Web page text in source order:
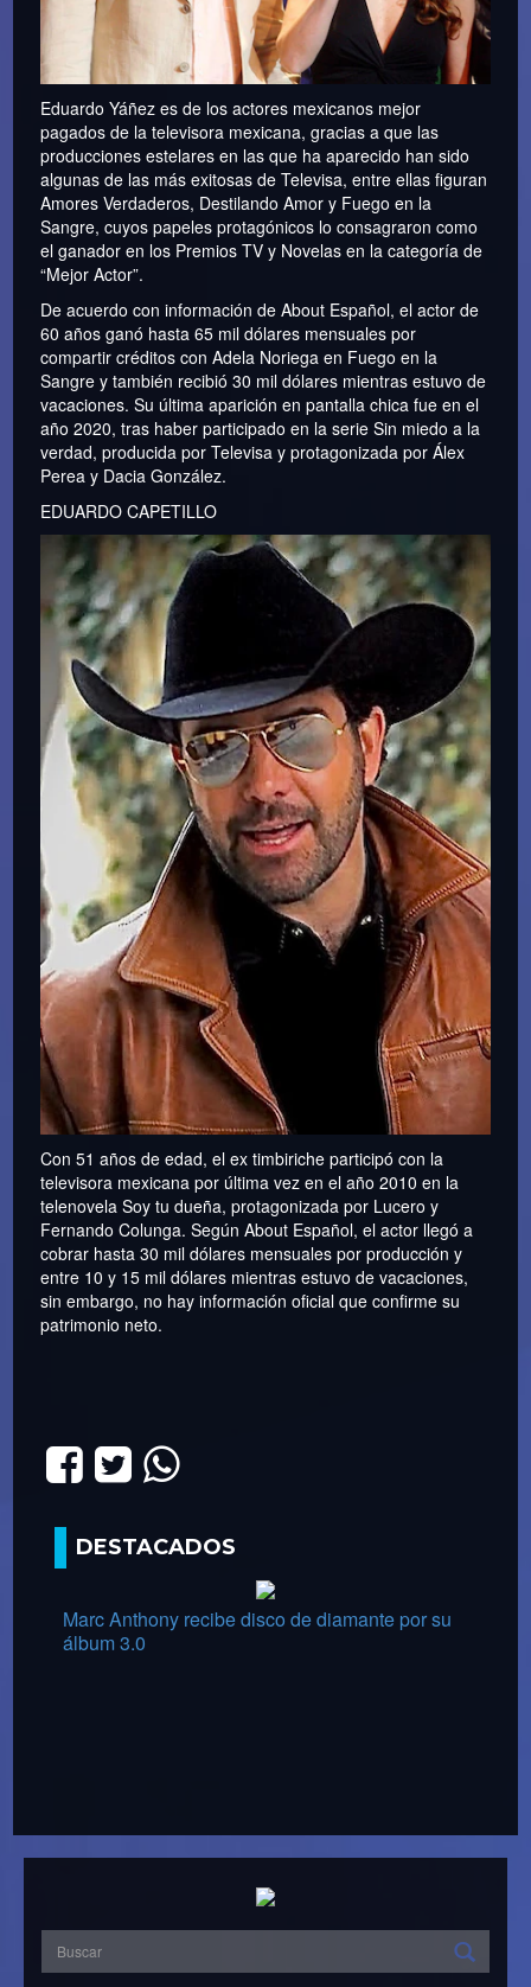
Eduardo Yáñez es de los actores mexicanos mejor
pagados de la televisora mexicana, gracias a que las
producciones estelares en las que ha aparecido han sido
algunas de las más exitosas de Televisa, entre ellas figuran
Amores Verdaderos, Destilando Amor y Fuego en la
Sangre, cuyos papeles protagónicos lo consagraron como
el ganador en los Premios TV y Novelas en la categoría de
“Mejor Actor”.
De acuerdo con información de About Español, el actor de
60 años ganó hasta 65 mil dólares mensuales por
compartir créditos con Adela Noriega en Fuego en la
Sangre y también recibió 30 mil dólares mientras estuvo de
vacaciones. Su última aparición en pantalla chica fue en el
año 2020, tras haber participado en la serie Sin miedo a la
verdad, producida por Televisa y protagonizada por Álex
Perea y Dacia González.
EDUARDO CAPETILLO
Con 51 años de edad, el ex timbiriche participó con la
televisora mexicana por última vez en el año 2010 en la
telenovela Soy tu dueña, protagonizada por Lucero y
Fernando Colunga. Según About Español, el actor llegó a
cobrar hasta 30 mil dólares mensuales por producción y
entre 10 y 15 mil dólares mientras estuvo de vacaciones,
sin embargo, no hay información oficial que confirme su
patrimonio neto.
DESTACADOS
Marc Anthony recibe disco de diamante por su
álbum 3.0